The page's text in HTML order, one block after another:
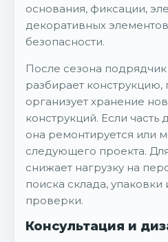
основания, фиксации,
декоративных
безопасности.
После сезона подрядчик
разбирает
организует хранение
конструкций. Если
она ремонтируется или
следующего проекта.
снижает нагрузку на
поиска склада, упаковки
проверки.
Консультация и